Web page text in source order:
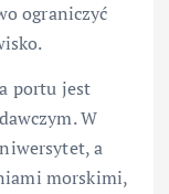
ograniczyć
portu jest
W
a
morskimi,